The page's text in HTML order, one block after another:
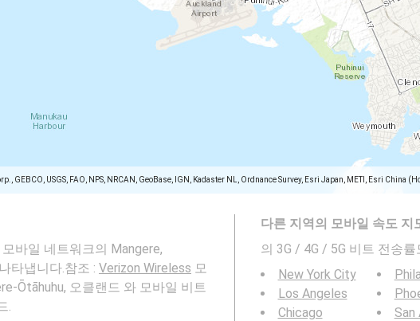
GEBCO, USGS, FAO, NPS, NRCAN, GeoBase, IGN, Kadaster NL, Ordnance Survey, Esri Japan, METI, Esri China
모바일 네트워크의 Mangere,
타냅니다.참조 : Verizon Wireless 모
Ōtāhuhu, 오클랜드 와 모바일 비트
.
다른 지역의 모바일 속도 지
의 3G / 4G / 5G 비트 전송
New York City
Los Angeles
Chicago
San